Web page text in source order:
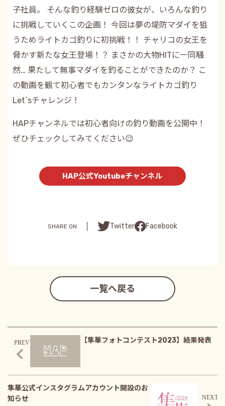
子社員。 そんな釣り経験ゼロの彼女が、いろんな釣り
に挑戦していくこの企画！ 今回は夢の堤防マダイを狙
うためライトカゴ釣りに初挑戦！！ チャリコの女王を
脅かす新たな女王登場！？ まさかの大物HITに一同騒
然… 果たして無事マダイを釣ることができたのか？ こ
の動画を観て初心者でもカンタンなライトカゴ釣り
Let`sチャレンジ！
HAPチャンネルでは初心者向けの釣り動画を公開中！
ぜひチェックしてみてください😉
HAP公式Youtubeチャンネル
SHARE ON Twitter Facebook
一覧へ戻る
【隼華フォトコンテスト2023】結果発表
隼華公式インスタグラムアカウント開設のお
知らせ